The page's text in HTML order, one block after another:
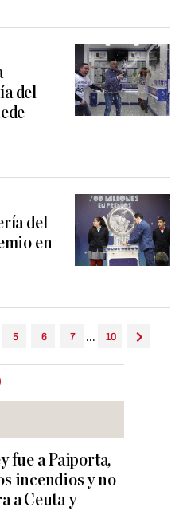
del
del
en
5 6 7 ... 10
fue a Paiporta,
incendios y no
a Ceuta y